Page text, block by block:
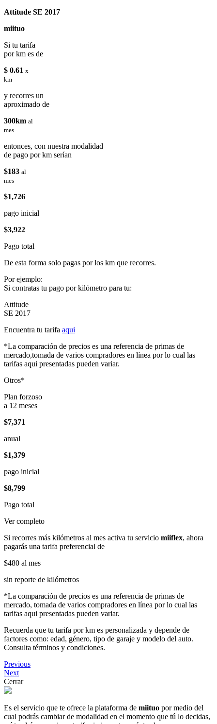
Attitude SE 2017
miituo
Si tu tarifa
por km es de
$ 0.61 x
km
y recorres un
aproximado de
300km al
mes
entonces, con nuestra modalidad
de pago por km serían
$183 al
mes
$1,726
pago inicial
$3,922
Pago total
De esta forma solo pagas por los km que recorres.
Por ejemplo:
Si contratas tu pago por kilómetro para tu:
Attitude
SE 2017
Encuentra tu tarifa aqui
*La comparación de precios es una referencia de primas de
mercado,tomada de varios compradores en línea por lo cual las
tarifas aqui presentadas pueden variar.
Otros*
Plan forzoso
a 12 meses
$7,371
anual
$1,379
pago inicial
$8,799
Pago total
Ver completo
Si recorres más kilómetros al mes activa tu servicio miiflex, ahora
pagarás una tarifa preferencial de
$480 al mes
sin reporte de kilómetros
*La comparación de precios es una referencia de primas de
mercado, tomada de varios compradores en línea por lo cual las
tarifas aqui presentadas pueden variar.
Recuerda que tu tarifa por km es personalizada y depende de
factores como: edad, género, tipo de garaje y modelo del auto.
Consulta términos y condiciones.
Previous
Next
Cerrar
Es el servicio que te ofrece la plataforma de miituo por medio del
cual podrás cambiar de modalidad en el momento que tú lo decidas,